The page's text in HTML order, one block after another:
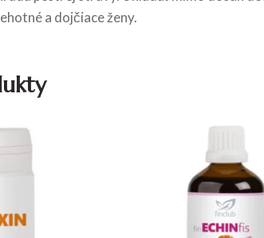
a dojčiace ženy.